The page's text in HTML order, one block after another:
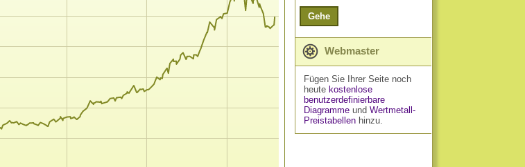
Gehe
Webmaster
Fügen Sie Ihrer Seite noch
heute kostenlose
benutzerdefinierbare
Diagrammeund Wertmetall-
Preistabellenhinzu.